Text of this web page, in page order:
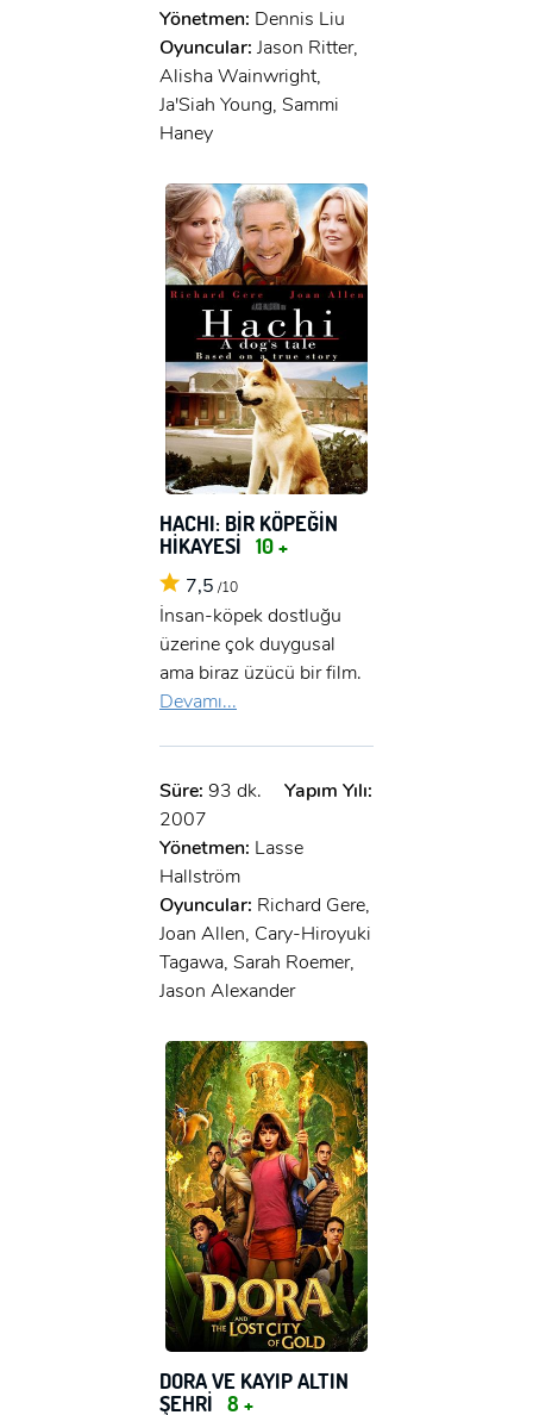
Yönetmen: Dennis Liu
Oyuncular: Jason Ritter,
Alisha Wainwright,
Ja'Siah Young, Sammi
Haney
HACHI: BİR KÖPEĞİN
HİKAYESİ 10 +
7,5 /10
İnsan-köpek dostluğu
üzerine çok duygusal
ama biraz üzücü bir film.
Devamı...
Süre: 93 dk.
Yapım Yılı:
2007
Yönetmen: Lasse
Hallström
Oyuncular: Richard Gere,
Joan Allen, Cary-Hiroyuki
Tagawa, Sarah Roemer,
Jason Alexander
DORA VE KAYIP ALTIN
ŞEHRİ 8 +